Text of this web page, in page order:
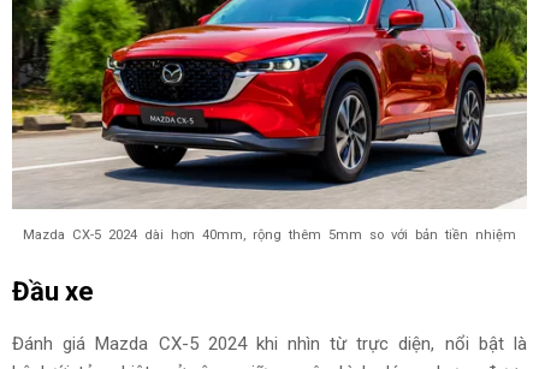
Mazda CX-5 2024 dài hơn 40mm, rộng thêm 5mm so với bản tiền nhiệm
Đầu xe
Đánh giá Mazda CX-5 2024 khi nhìn từ trực diện, nổi bật là